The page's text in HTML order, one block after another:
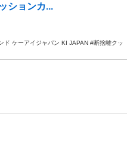
ションカ...
ド ケーアイジャパン KI JAPAN #断捨離クッ